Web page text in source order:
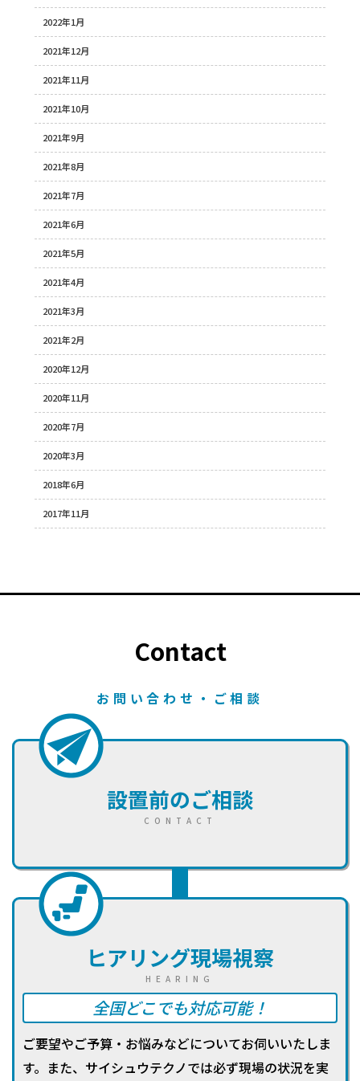
2022年1月
2021年12月
2021年11月
2021年10月
2021年9月
2021年8月
2021年7月
2021年6月
2021年5月
2021年4月
2021年3月
2021年2月
2020年12月
2020年11月
2020年7月
2020年3月
2018年6月
2017年11月
Contact
お問い合わせ・ご相談
設置前のご相談
CONTACT
ヒアリング現場視察
HEARING
全国どこでも対応可能！
ご要望やご予算・お悩みなどについてお伺いいたしま
す。また、サイシュウテクノでは必ず現場の状況を実